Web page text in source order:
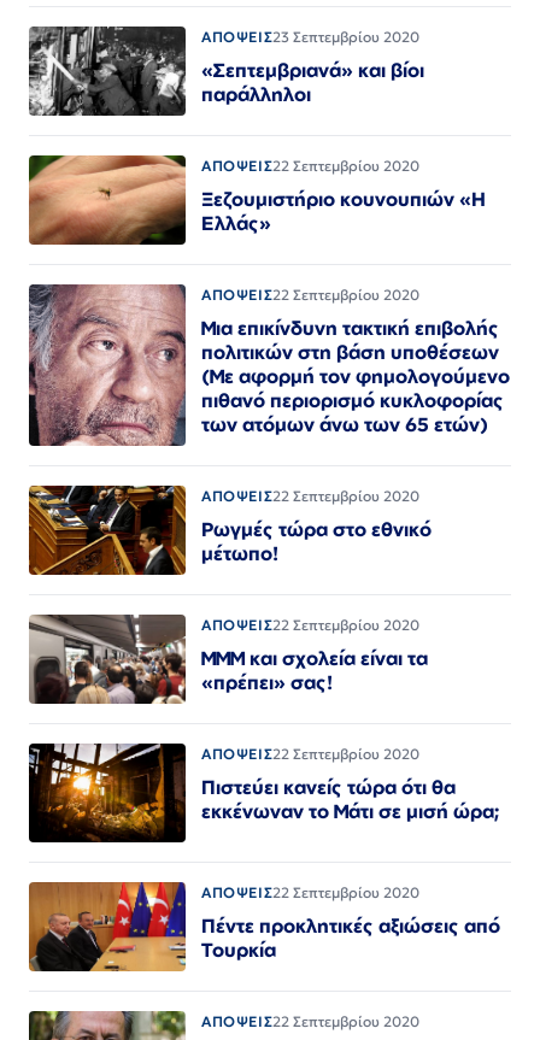
ΑΠΟΨΕΙΣ23 Σεπτεμβρίου 2020
«Σεπτεμβριανά» και βίοι
παράλληλοι
ΑΠΟΨΕΙΣ22 Σεπτεμβρίου 2020
Ξεζουμιστήριο κουνουπιών «Η
Ελλάς»
ΑΠΟΨΕΙΣ22 Σεπτεμβρίου 2020
Μια επικίνδυνη τακτική επιβολής
πολιτικών στη βάση υποθέσεων
(Με αφορμή τον φημολογούμενο
πιθανό περιορισμό κυκλοφορίας
των ατόμων άνω των 65 ετών)
ΑΠΟΨΕΙΣ22 Σεπτεμβρίου 2020
Ρωγμές τώρα στο εθνικό
μέτωπο!
ΑΠΟΨΕΙΣ22 Σεπτεμβρίου 2020
ΜΜΜ και σχολεία είναι τα
«πρέπει» σας!
ΑΠΟΨΕΙΣ22 Σεπτεμβρίου 2020
Πιστεύει κανείς τώρα ότι θα
εκκένωναν το Μάτι σε μισή ώρα;
ΑΠΟΨΕΙΣ22 Σεπτεμβρίου 2020
Πέντε προκλητικές αξιώσεις από
Τουρκία
ΑΠΟΨΕΙΣ22 Σεπτεμβρίου 2020